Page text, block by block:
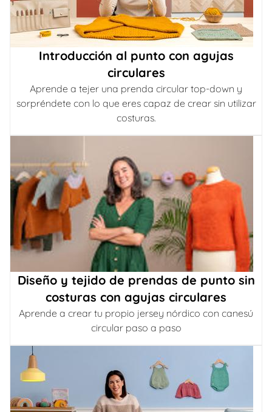
Introducción al punto con agujas
circulares
Aprende a tejer una prenda circular top-down y
sorpréndete con lo que eres capaz de crear sin utilizar
costuras.
Diseño y tejido de prendas de punto sin
costuras con agujas circulares
Aprende a crear tu propio jersey nórdico con canesú
circular paso a paso